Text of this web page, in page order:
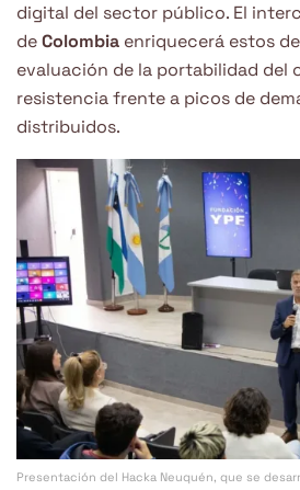
digital del sector público. El
deColombia enriquecerá estos
evaluación de la portabilidad del
resistencia frente a picos de
distribuidos.
Presentación del Hacka Neuquén, que se